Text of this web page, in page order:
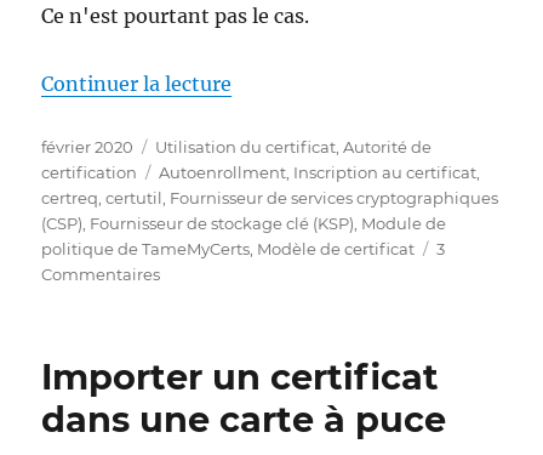
Ce n'est pourtant pas le cas.
Continuer la lecture
Publié
le
février 2020 Catégories
Utilisation du certificat ,Autorité de
certification
Étiquettes
Autoenrollment Inscription au certificat
certreq ,certutil Fournisseur de services cryptographiques
(CSP) Fournisseur de stockage clé (KSP) Module de
politique de TameMyCerts Modèle de certificat
3
Commentairessur
die
„Allow
Importer un certificat
dans une carte à puce